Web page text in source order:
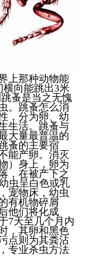
上那种动物能
向能跳出3米
蚤是当之无愧
。跳蚤怎么消
，分为卵、幼
生活。跳蚤与
大量最普温的
蚤的主要宿
能产卵。消灭
）身上，卵为
，在被产下之
虫呈白色或乳
宠物床，幼虫
有机物碎屑
他们将化成
7天至几个月内
，其卵和黑色
点则为其粪沾
专业杀虫方法